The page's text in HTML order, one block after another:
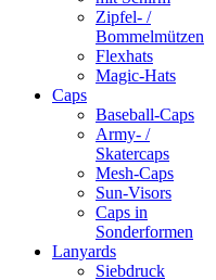
Zipfel- /
Bommelmützen
Flexhats
Magic-Hats
Caps
Baseball-Caps
Army- /
Skatercaps
Mesh-Caps
Sun-Visors
Caps in
Sonderformen
Lanyards
Siebdruck